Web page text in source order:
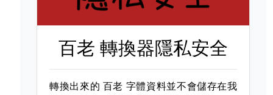
百老 轉換器隱私安全
轉換出來的 百老 字體資料並不會儲存在我